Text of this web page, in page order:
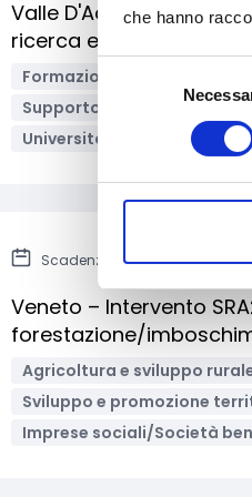
che hanno
Valle D'Aosta - Misure
ricerca e lo sviluppo
Formazione e lavoro
Supporto alle imprese
Università/Centri di ricerca
Scadenza: 30 giugno 2026
Veneto – Intervento
forestazione/
Agricoltura e sviluppo
Sviluppo e promozione
Imprese sociali/Società